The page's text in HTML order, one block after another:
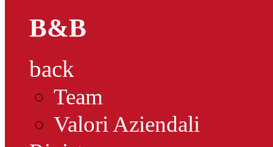
B&B
back
Team
Valori Aziendali